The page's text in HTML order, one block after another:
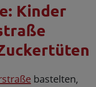
Kinder
bastelten,